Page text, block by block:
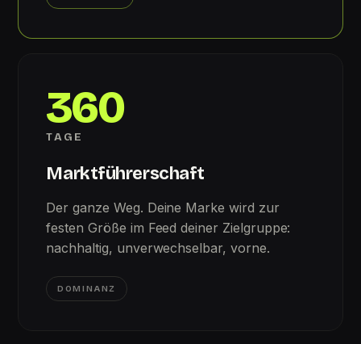
360
TAGE
Marktführerschaft
Der ganze Weg. Deine Marke wird zur
festen Größe im Feed deiner Zielgruppe:
nachhaltig, unverwechselbar, vorne.
DOMINANZ